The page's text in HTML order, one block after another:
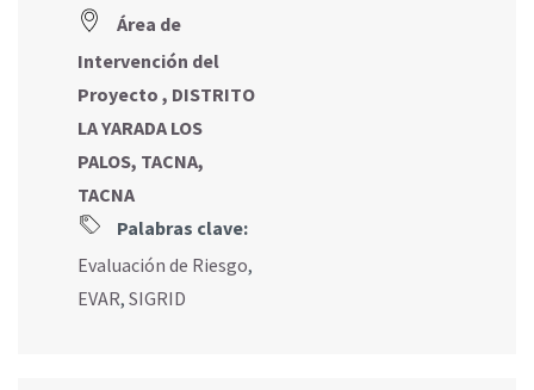
Área de
Intervención del
Proyecto , DISTRITO
LA YARADA LOS
PALOS, TACNA,
TACNA
Palabras clave:
Evaluación de Riesgo,
EVAR, SIGRID